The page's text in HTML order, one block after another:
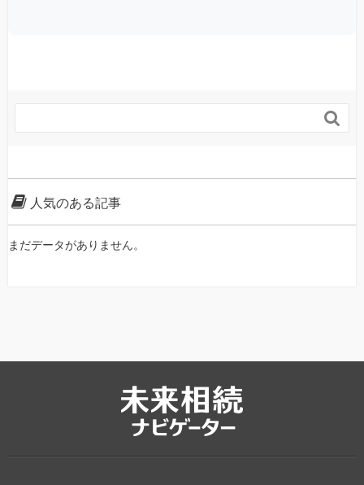

人気のある記事
まだデータがありません。